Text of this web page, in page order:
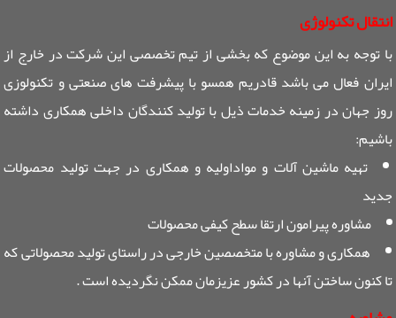
انتقال تکنولوژی
با توجه به این موضوع که بخشی از تیم تخصصی این شرکت در خارج از
ایران فعال می باشد قادریم همسو با پیشرفت های صنعتی و تکنولوزی
روز جهان در زمینه خدمات ذیل با تولید کنندگان داخلی همکاری داشته
باشیم:
تهیه ماشین آلات و مواداولیه و همکاری در جهت تولید محصولات
جدید
مشاوره پیرامون ارتقا سطح کیفی محصولات
همکاری و مشاوره با متخصصین خارجی در راستای تولید محصولاتی که
تا کنون ساختن آنها در کشور عزیزمان ممکن نگردیده است .